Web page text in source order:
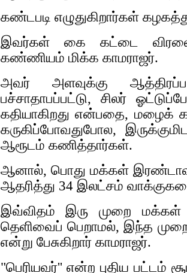
கண்டபடி எழுதுகிறார்கள்
இவர்கள் கை கட்டை விரலை
கண்ணியம் மிக்க காமராஜர்.
அவர் அளவுக்கு
பச்சாதாபப்பட்டு, சிலர்
கதியாகிறது என்பதை, மழைக்
கருகிப்போவதுபோல,
ஆரூடம் கணித்தார்கள்.
ஆனால், பொது மக்கள்
ஆதரித்து 34 இலட்சம்
இவ்விதம் இரு முறை
தெளிவைப் பெறாமல், இந்த
என்று பேசுகிறார் காமராஜர்.
"பெரியவர்'' என்ற புதிய பட்டம்